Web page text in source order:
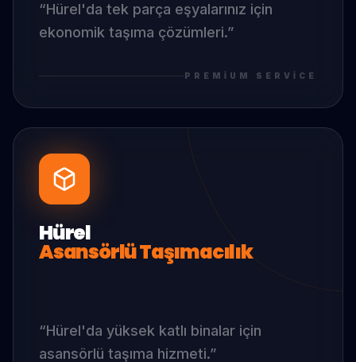
“Hürel'da tek parça eşyalarınız için
ekonomik taşıma çözümleri.”
PREMIUM SERVICE
Hürel
Asansörlü Taşımacılık
“Hürel'da yüksek katlı binalar için
asansörlü taşıma hizmeti.”